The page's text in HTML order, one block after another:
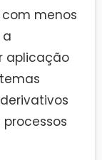
menos
a
aplicação